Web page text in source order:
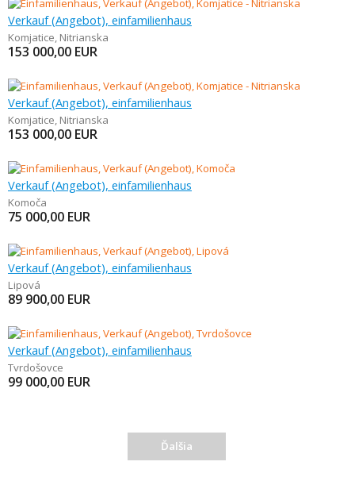
Verkauf (Angebot), einfamilienhaus
Komjatice, Nitrianska
153 000,00 EUR
Verkauf (Angebot), einfamilienhaus
Komjatice, Nitrianska
153 000,00 EUR
Verkauf (Angebot), einfamilienhaus
Komoča
75 000,00 EUR
Verkauf (Angebot), einfamilienhaus
Lipová
89 900,00 EUR
Verkauf (Angebot), einfamilienhaus
Tvrdošovce
99 000,00 EUR
Ďalšia